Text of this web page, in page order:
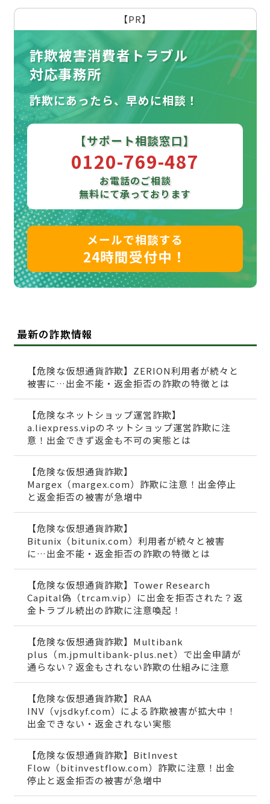
【PR】
詐欺被害消費者トラブル
対応事務所
詐欺にあったら、早めに相談！
【サポート相談窓口】
0120-769-487
お電話のご相談
無料にて承っております
メールで相談する
24時間受付中！
最新の詐欺情報
【危険な仮想通貨詐欺】ZERION利用者が続々と
被害に…出金不能・返金拒否の詐欺の特徴とは
【危険なネットショップ運営詐欺】
a.liexpress.vipのネットショップ運営詐欺に注
意！出金できず返金も不可の実態とは
【危険な仮想通貨詐欺】
Margex（margex.com）詐欺に注意！出金停止
と返金拒否の被害が急増中
【危険な仮想通貨詐欺】
Bitunix（bitunix.com）利用者が続々と被害
に…出金不能・返金拒否の詐欺の特徴とは
【危険な仮想通貨詐欺】Tower Research
Capital偽（trcam.vip）に出金を拒否された？返
金トラブル続出の詐欺に注意喚起！
【危険な仮想通貨詐欺】Multibank
plus（m.jpmultibank-plus.net）で出金申請が
通らない？返金もされない詐欺の仕組みに注意
【危険な仮想通貨詐欺】RAA
INV（vjsdkyf.com）による詐欺被害が拡大中！
出金できない・返金されない実態
【危険な仮想通貨詐欺】BitInvest
Flow（bitinvestflow.com）詐欺に注意！出金
停止と返金拒否の被害が急増中